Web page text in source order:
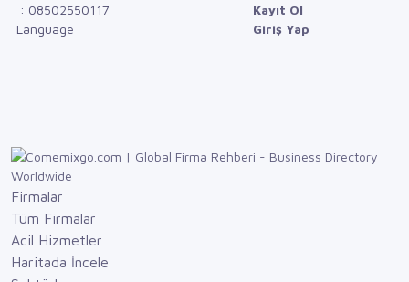
: 08502550117
Language
Kayıt Ol
Giriş Yap
Firmalar
Tüm Firmalar
Acil Hizmetler
Haritada İncele